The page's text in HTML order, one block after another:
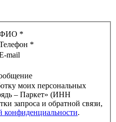
*
*
mail
моих персональных
– Паркет» (ИНН
конфиденциальности.